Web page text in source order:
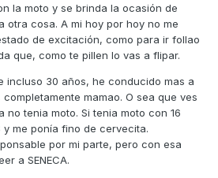
la moto y se brinda la ocasión de
otra cosa. A mi hoy por hoy no me
de excitación, como para ir follao
que, como te pillen lo vas a flipar.
incluso 30 años, he conducido mas a
mamao. O sea que ves
no tenia moto. Si tenia moto con 16
y me ponía fino de cervecita.
por mi parte, pero con esa
a SENECA.